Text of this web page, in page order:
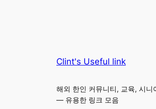
Clint's Useful link
해외 한인 커뮤니티, 교육, 시니
— 유용한 링크 모음